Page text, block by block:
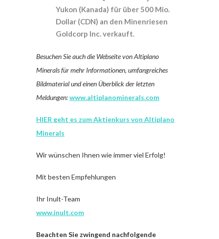
Yukon (Kanada) für über 500 Mio.
Dollar (CDN) an den Minenriesen
Goldcorp Inc. verkauft.
Besuchen Sie auch die Webseite von Altiplano
Minerals für mehr Informationen, umfangreiches
Bildmaterial und einen Überblick der letzten
Meldungen:www.altiplanominerals.com
HIER geht es zum Aktienkurs von Altiplano
Minerals
Wir wünschen Ihnen wie immer viel Erfolg!
Mit besten Empfehlungen
Ihr Inult-Team
www.inult.com
Beachten Sie zwingend nachfolgende